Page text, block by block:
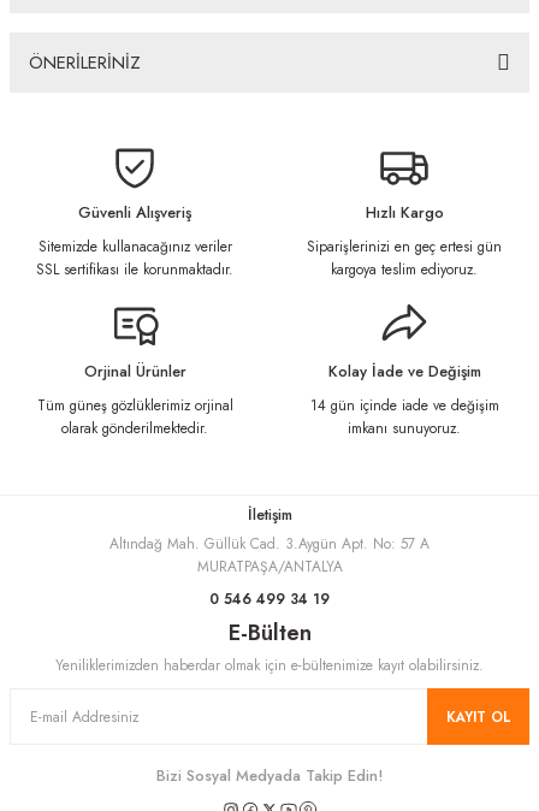
ÖNERİLERİNİZ
yetersiz gördüğünüz noktaları öneri formunu kullanarak tarafımıza
Görüş ve önerileriniz için teşekkür ederiz.
Ürün resmi kalitesiz, bozuk veya görüntülenemiyor.
Ürün bilgilerinde hatalar bulunuyor.
Gönder
Güvenli Alışveriş
Sitemizde kullanacağınız veriler
SSL sertifikası ile korunmaktadır.
Hızlı Kargo
Siparişlerinizi en geç ertesi gün
kargoya teslim ediyoruz.
Orjinal Ürünler
Tüm güneş gözlüklerimiz orjinal
olarak gönderilmektedir.
Kolay İade ve Değişim
14 gün içinde iade ve değişim
imkanı sunuyoruz.
İletişim
Altındağ Mah. Güllük Cad. 3.Aygün Apt. No: 57 A
MURATPAŞA/ANTALYA
0 546 499 34 19
E-Bülten
Yeniliklerimizden haberdar olmak için e-bültenimize kayıt olabilirsiniz.
KAYIT OL
Bizi Sosyal Medyada Takip Edin!